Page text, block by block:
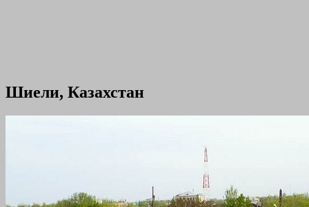
Шиели, Казахстан